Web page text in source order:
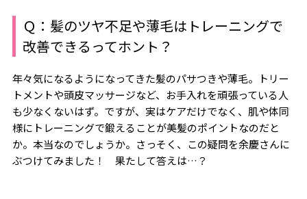
Ｑ：髪のツヤ不足や薄毛はトレーニングで
改善できるってホント？
年々気になるようになってきた髪のパサつきや薄毛。トリー
トメントや頭皮マッサージなど、お手入れを頑張っている人
も少なくないはず。ですが、実はケアだけでなく、肌や体同
様にトレーニングで鍛えることが美髪のポイントなのだと
か。本当なのでしょうか。さっそく、この疑問を余慶さんに
ぶつけてみました！ 果たして答えは…？